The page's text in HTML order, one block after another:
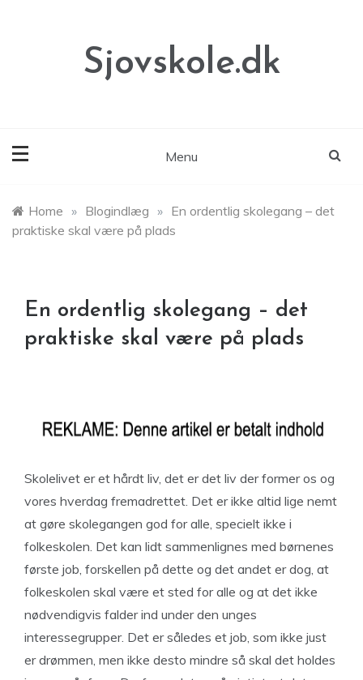
Sjovskole.dk
Menu
Home » Blogindlæg » En ordentlig skolegang – det
praktiske skal være på plads
En ordentlig skolegang – det
praktiske skal være på plads
Skolelivet er et hårdt liv, det er det liv der former os og
vores hverdag fremadrettet. Det er ikke altid lige nemt
at gøre skolegangen god for alle, specielt ikke i
folkeskolen. Det kan lidt sammenlignes med børnenes
første job, forskellen på dette og det andet er dog, at
folkeskolen skal være et sted for alle og at det ikke
nødvendigvis falder ind under den unges
interessegrupper. Det er således et job, som ikke just
er drømmen, men ikke desto mindre så skal det holdes